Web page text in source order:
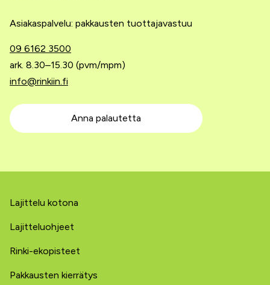
Asiakaspalvelu: pakkausten tuottajavastuu
09 6162 3500
ark. 8.30–15.30 (pvm/mpm)
info@rinkiin.fi
Anna palautetta
Lajittelu kotona
Lajitteluohjeet
Rinki-ekopisteet
Pakkausten kierrätys